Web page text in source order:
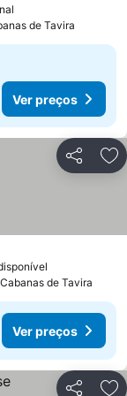
de Tavira
Ver preços
Partilhar
de Tavira
Ver preços